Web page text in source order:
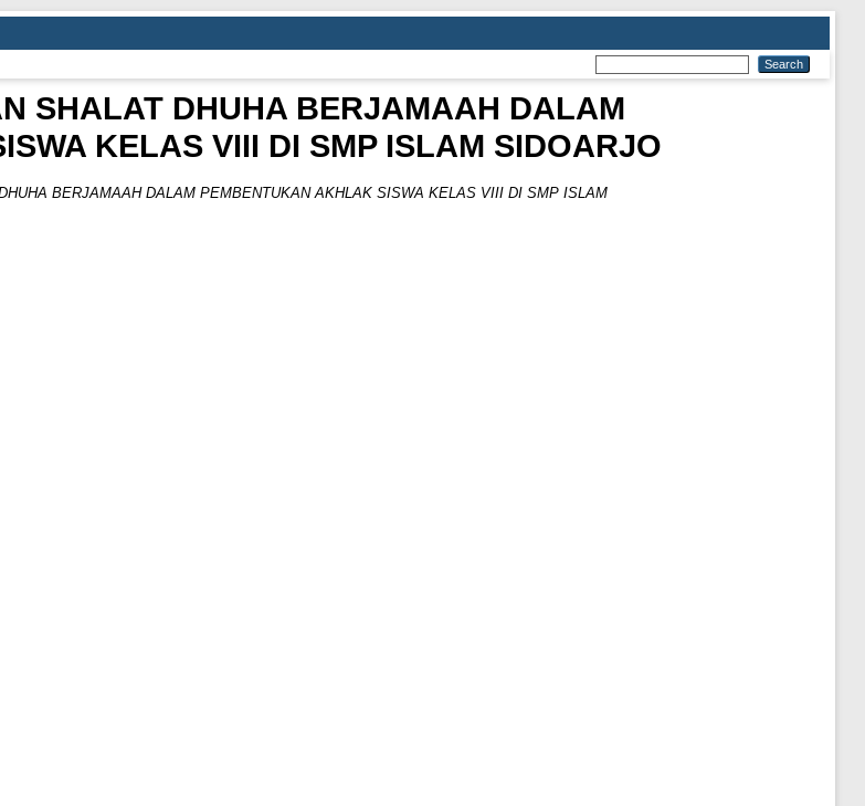
SHALAT DHUHA BERJAMAAH DALAM
KELAS VIII DI SMP ISLAM SIDOARJO
BERJAMAAH DALAM PEMBENTUKAN AKHLAK SISWA KELAS VIII DI SMP ISLAM